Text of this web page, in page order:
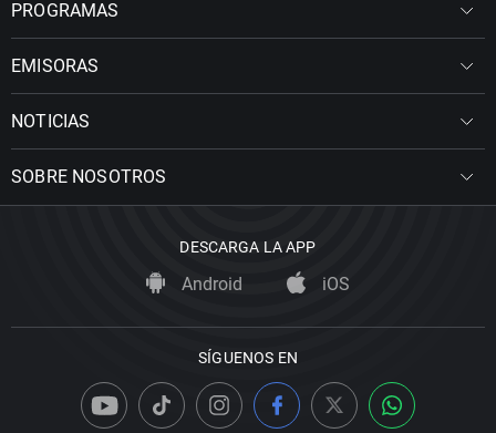
PROGRAMAS
EMISORAS
NOTICIAS
SOBRE NOSOTROS
DESCARGA LA APP
Android iOS
SÍGUENOS EN